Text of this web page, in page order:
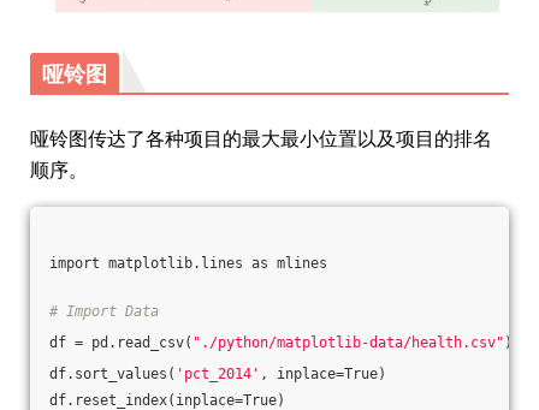
哑铃图
哑铃图传达了各种项目的最大最小位置以及项目的排名
顺序。
import matplotlib.lines as mlines
# Import Data
df = pd.read_csv( "./python/matplotlib-data/health.csv" )
df.sort_values( 'pct_2014' , inplace=True)
df.reset_index(inplace=True)